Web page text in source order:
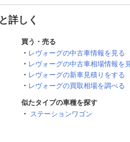
詳しく
買う・売る
レヴォーグの中古車情報を見る
レヴォーグの中古車相場情報を
レヴォーグの新車見積りをする
レヴォーグの買取相場を調べる
似たタイプの車種を探す
ステーションワゴン